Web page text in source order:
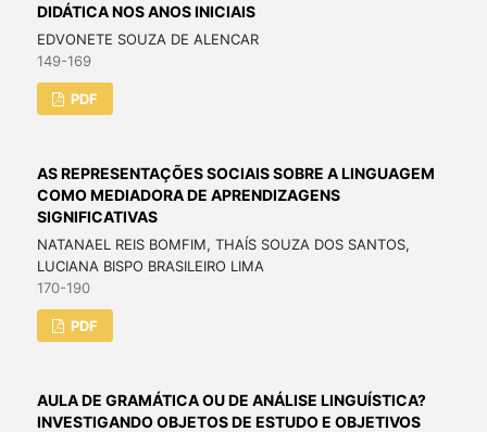
DIDÁTICA NOS ANOS INICIAIS
EDVONETE SOUZA DE ALENCAR
149-169
PDF
AS REPRESENTAÇÕES SOCIAIS SOBRE A LINGUAGEM
COMO MEDIADORA DE APRENDIZAGENS
SIGNIFICATIVAS
NATANAEL REIS BOMFIM, THAÍS SOUZA DOS SANTOS,
LUCIANA BISPO BRASILEIRO LIMA
170-190
PDF
AULA DE GRAMÁTICA OU DE ANÁLISE LINGUÍSTICA?
INVESTIGANDO OBJETOS DE ESTUDO E OBJETIVOS